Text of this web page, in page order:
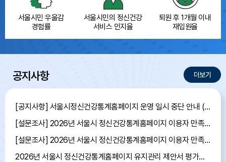
서울시민우울감
경험률
서울시민의 정신건강
서비스 인지율
퇴원 후 1개월 이내
재입원율
공지사항
[공지사항] 서울시정신건강통계홈페이지 운영 일시 중단 안내 (7월 13일 16:00~17:00)
[설문조사] 2026년 서울시 정신건강통계홈페이지 이용자 만족도 조사 당첨자 발표
[설문조사] 2026년 서울시 정신건강통계홈페이지 이용자 만족도 조사 안내
2026년 서울시 정신건강통계홈페이지 유지관리 제안서 평가결과 공개
더보기